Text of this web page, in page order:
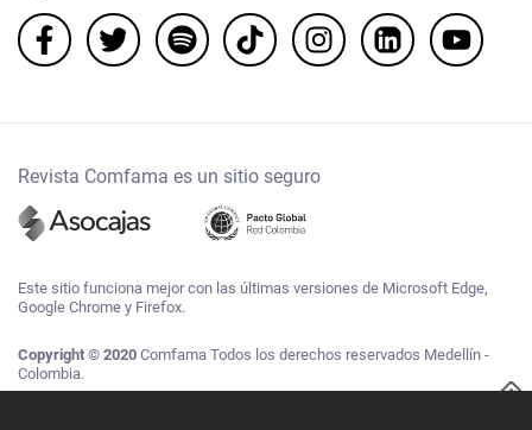
Revista Comfama es un sitio seguro
Este sitio funciona mejor con las últimas versiones de Microsoft Edge,
Google Chrome y Firefox.
Copyright © 2020 Comfama Todos los derechos reservados Medellín -
Colombia.